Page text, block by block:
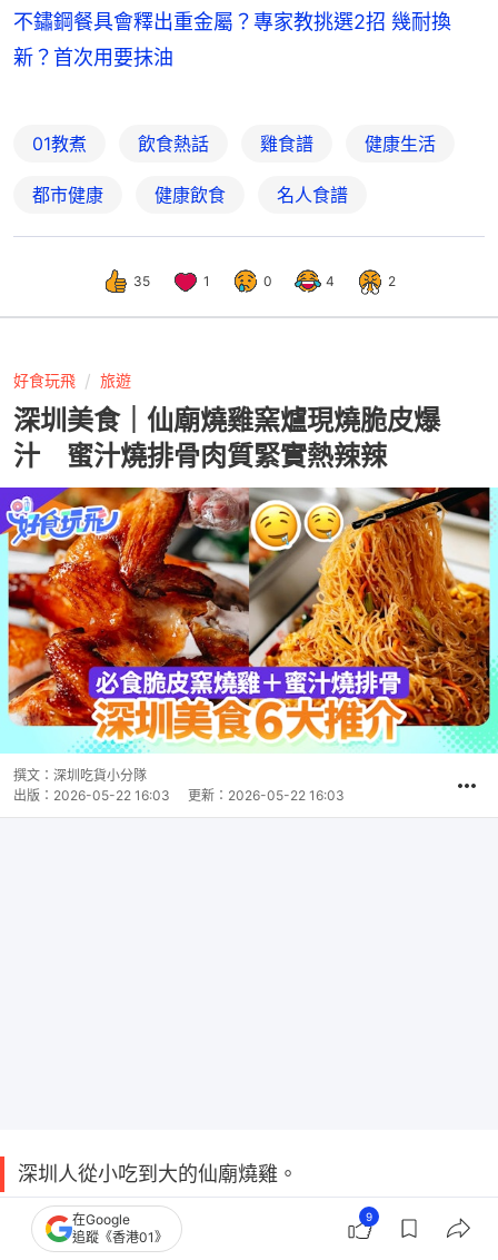
不鏽鋼餐具會釋出重金屬？專家教挑選2招 幾耐換
新？首次用要抹油
01教煮 飲食熱話 雞食譜 健康生活
都市健康 健康飲食 名人食譜
35 1 0 4 2
好食玩飛 旅遊
深圳美食｜仙廟燒雞窯爐現燒脆皮爆
汁 蜜汁燒排骨肉質緊實熱辣辣
撰文： 深圳吃貨小分隊
出版： 2026-05-22 16:03 更新： 2026-05-22 16:03
深圳人從小吃到大的仙廟燒雞。
廣東新興鎮走地雞，窯爐現燒，還有整扇燒排骨、鑊
在Google
追蹤《香港01》
9